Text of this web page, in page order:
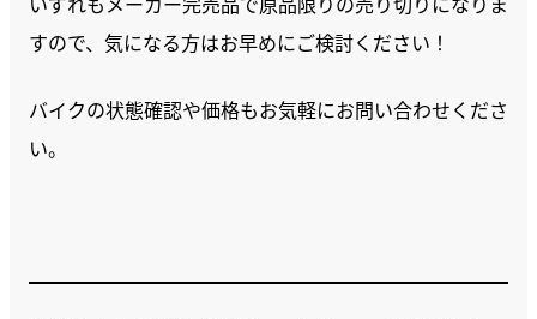
すので、気になる方はお早めにご検討ください！
バイクの状態確認や価格もお気軽にお問い合わせくださ
い。